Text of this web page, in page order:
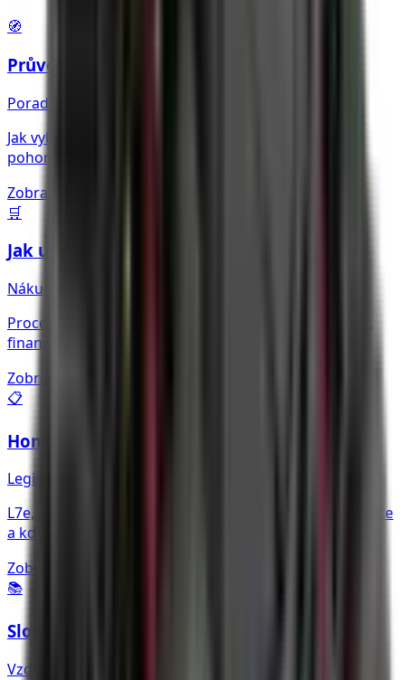
🧭
Průvodce výběrem
Poradna
Jak vybrat správnou čtyřkolku — ATV vs UTV vs SSV,
pohon, homologace, rozpočet.
Zobrazit více
🛒
Jak u nás koupit
Nákup
Proces nákupu krok za krokem — poptávka, nabídka,
financování ESSOX, registrace a předání.
Zobrazit více
📋
Homologace a registrace
Legislativa
L7e, T1b, T3b — jak registrovat čtyřkolku, co potřebujete
a kde smíte jezdit.
Zobrazit více
📚
Slovník pojmů
Vzdělávání